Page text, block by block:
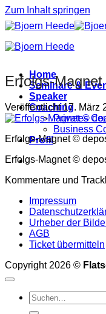
Zum Inhalt springen
Home
Seminare &
Speaker
Coaching
Privates
Business
Profil
Erfolgs-Magnet
Veröffentlicht17. März
Erfolgs-Magnet ©
Erfolgs-Magnet ©
Kommentare und
Impressum
Urheber der
AGB
Ticket übermitteln
Copyright 2026 ©